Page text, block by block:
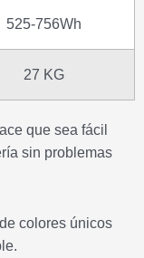
525-756Wh
27 KG
que sea fácil
sin problemas
colores únicos